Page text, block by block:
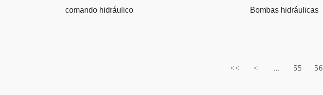
comando hidráulico Bombas hidráulicas
<< < ... 55 56